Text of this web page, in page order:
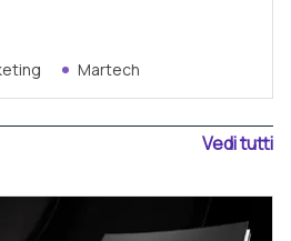
Martech
Vedi tutti